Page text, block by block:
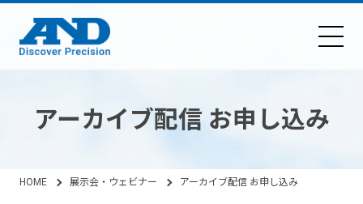
アーカイブ配信 お申し込み
HOME 展示会・ウェビナー アーカイブ配信 お申し込み